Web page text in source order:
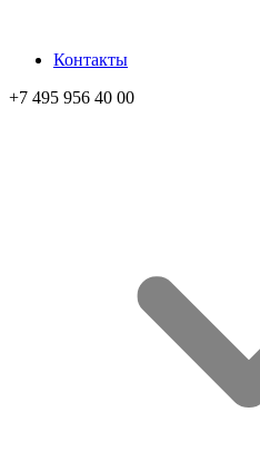
Контакты
+7 495 956 40 00